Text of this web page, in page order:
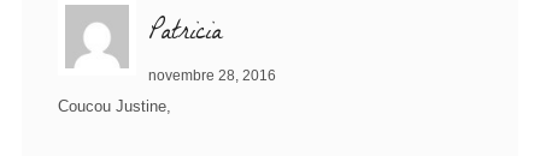
Patricia
novembre 28, 2016
Coucou Justine,